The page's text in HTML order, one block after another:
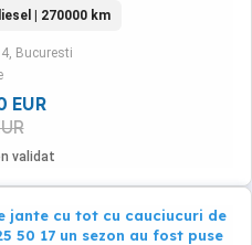
Multitronic (schimbă perfect)
2009 (pre-facelift) Kilometraj:
Stare: Motor fără scurgeri vă Fără
probleme ...
| 270000 km
Bucuresti
EUR
validat
jante cu tot cu cauciucuri de
50 17 un sezon au fost puse